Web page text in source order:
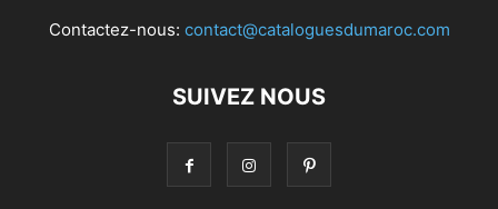
Contactez-nous: contact@cataloguesdumaroc.com
SUIVEZ NOUS